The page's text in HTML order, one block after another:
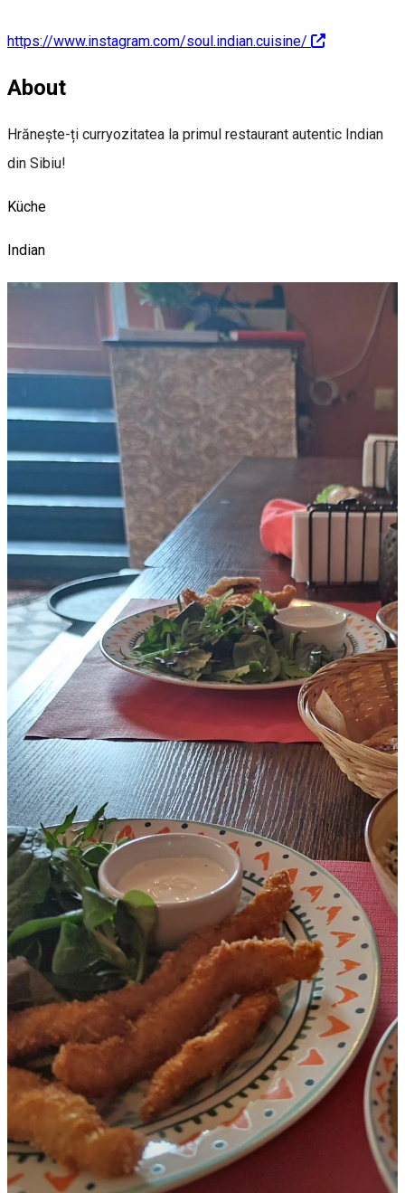
https://www.instagram.com/soul.indian.cuisine/
About
Hrănește-ți curryozitatea la primul restaurant autentic Indian
din Sibiu!
Küche
Indian